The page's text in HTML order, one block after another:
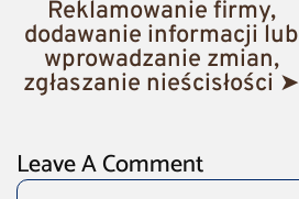
Reklamowanie firmy,
dodawanie informacji lub
wprowadzanie zmian,
zgłaszanie nieścisłości ➤
Leave A Comment